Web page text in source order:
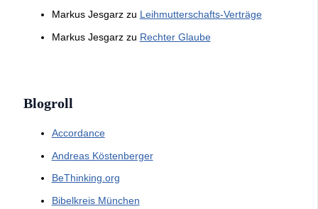
Markus Jesgarzzu Leihmutterschafts-Verträge
Markus Jesgarzzu Rechter Glaube
Blogroll
Accordance
Andreas Köstenberger
BeThinking.org
Bibelkreis München